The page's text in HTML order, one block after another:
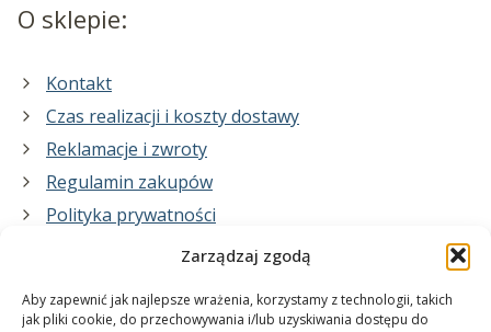
Zarządzaj zgodą
Aby zapewnić jak najlepsze wrażenia, korzystamy z technologii, takich
jak pliki cookie, do przechowywania i/lub uzyskiwania dostępu do
O sklepie:
Kontakt
Czas realizacji i koszty dostawy
Reklamacje i zwroty
Regulamin zakupów
Polityka prywatności
Co zrobimy dla Ciebie: